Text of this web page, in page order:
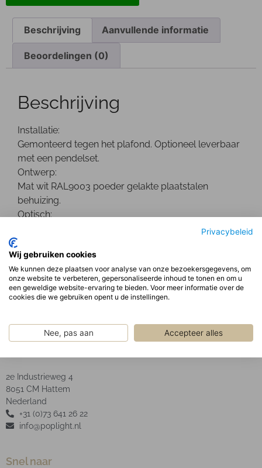
Privacybeleid
Wij gebruiken cookies
We kunnen deze plaatsen voor analyse van onze bezoekersgegevens, om
onze website te verbeteren, gepersonaliseerde inhoud te tonen en om u
een geweldige website-ervaring te bieden. Voor meer informatie over de
cookies die we gebruiken opent u de instellingen.
Nee, pas aan Accepteer alles
Beschrijving Aanvullende informatie
Beoordelingen (0)
Beschrijving
Installatie:
Gemonteerd tegen het plafond. Optioneel leverbaar
met een pendelset.
Ontwerp:
Mat wit RAL9003 poeder gelakte plaatstalen
behuizing.
Optisch:
Mat aluminium dubbel parabolische reflector,
verborgen veren.
LED Type: SMD
2e Industrieweg 4
8051 CM Hattem
Nederland
+31 (0)73 641 26 22
info@poplight.nl
Snel naar